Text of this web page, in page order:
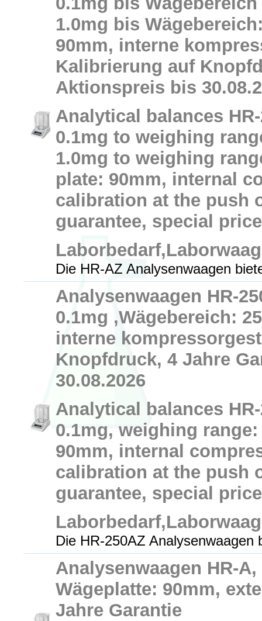
1.0mg bis
90mm, interne
Kalibrierung auf
Aktionspreis bis
Analytical balances
0.1mg to weighing
1.0mg to weighing
plate: 90mm, internal
calibration at the push
guarantee, special
Die HR-AZ Analysenwaagen
Analysenwaagen HR-
0.1mg ,Wägebereich:
interne
Knopfdruck, 4 Jahre
30.08.2026
Analytical balances
0.1mg, weighing
90mm, internal
calibration at the push
guarantee, special
Die HR-250AZ Analysenwaagen
Analysenwaagen HR-
Wägeplatte: 90mm,
Jahre Garantie